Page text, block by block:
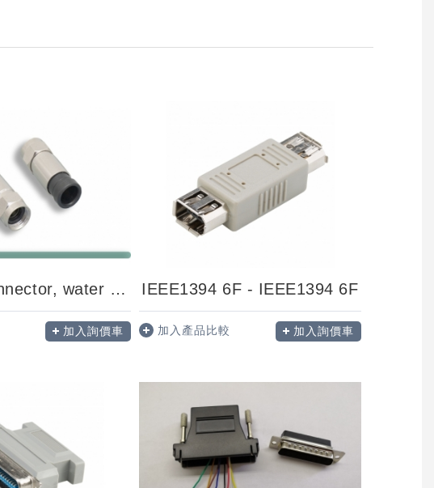
RG-6 F connector, water proof
加入詢價車
IEEE1394 6F - IEEE1394 6F
加入產品比較 加入詢價車